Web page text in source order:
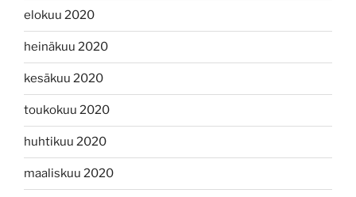
elokuu 2020
heinäkuu 2020
kesäkuu 2020
toukokuu 2020
huhtikuu 2020
maaliskuu 2020